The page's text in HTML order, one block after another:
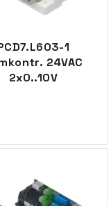
1
24VAC
2x0..10V